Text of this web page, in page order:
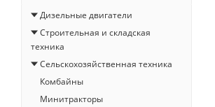
Дизельные двигатели
Строительная и складская
техника
Сельскохозяйственная техника
Комбайны
Минитракторы